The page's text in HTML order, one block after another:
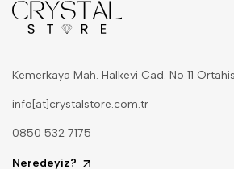
Kemerkaya Mah. Halkevi Cad. No 11
info[at]crystalstore.com.tr
0850 532 7175
Neredeyiz?